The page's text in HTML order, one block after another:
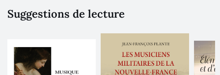
Suggestions de lecture